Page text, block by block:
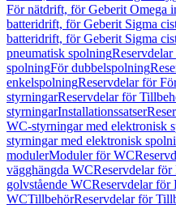
För nätdrift, för Geberit Omega
batteridrift, för Geberit Sigma
batteridrift, för Geberit Sigma
pneumatisk spolning
spolningFör dubbelspolning
enkelspolningReservdelar för
styrningarReservdelar för
styrningarInstallationssatser
WC-styrningar med elektronisk
styrningar med elektronisk
modulerModuler för WC
vägghängda WCReservdelar
golvstående WCReservdelar för
WCTillbehörReservdelar för